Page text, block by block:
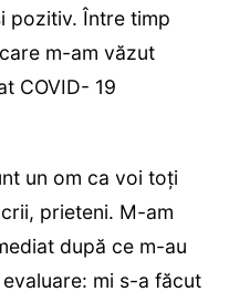
pozitiv. Între timp
m-am văzut
COVID- 19
un om ca voi toți
prieteni. M-am
după ce m-au
mi s-a făcut